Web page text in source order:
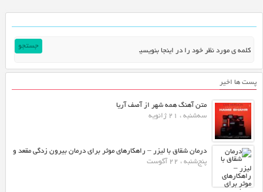
پست ها اخیر
متن آهنگ همه شهر از آصف آریا
سه‌شنبه ، 21 ژانویه
درمان شقاق با لیزر – راهکارهای موثر برای درمان بیرون زدگی مقعد و
پنج‌شنبه ، 22 آگوست